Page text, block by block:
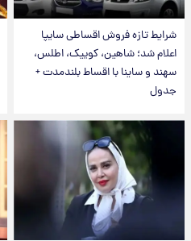
شرایط تازه فروش اقساطی سایپا
اعلام شد؛ شاهین، کوییک، اطلس،
سهند و ساینا با اقساط بلندمدت +
جدول